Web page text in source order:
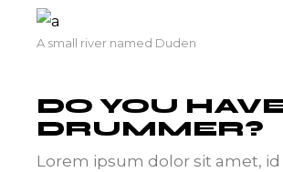
A small river named Duden
DO YOU
DRUMMER?
Lorem ipsum dolor sit amet,